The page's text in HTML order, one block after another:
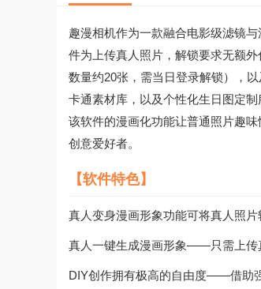
趣漫相机作为一款融合电影级滤镜
件为上传真人照片，解锁要求无额
数量约20张，需当日登录解锁），
卡通素材库，以及个性化生日图定
该软件的漫画化功能让普通照片趣
创意爱好者。
【软件特色】
真人变身漫画形象功能可将真人照
真人一键生成漫画形象——只需上传
DIY创作拥有极高的自由度——借助